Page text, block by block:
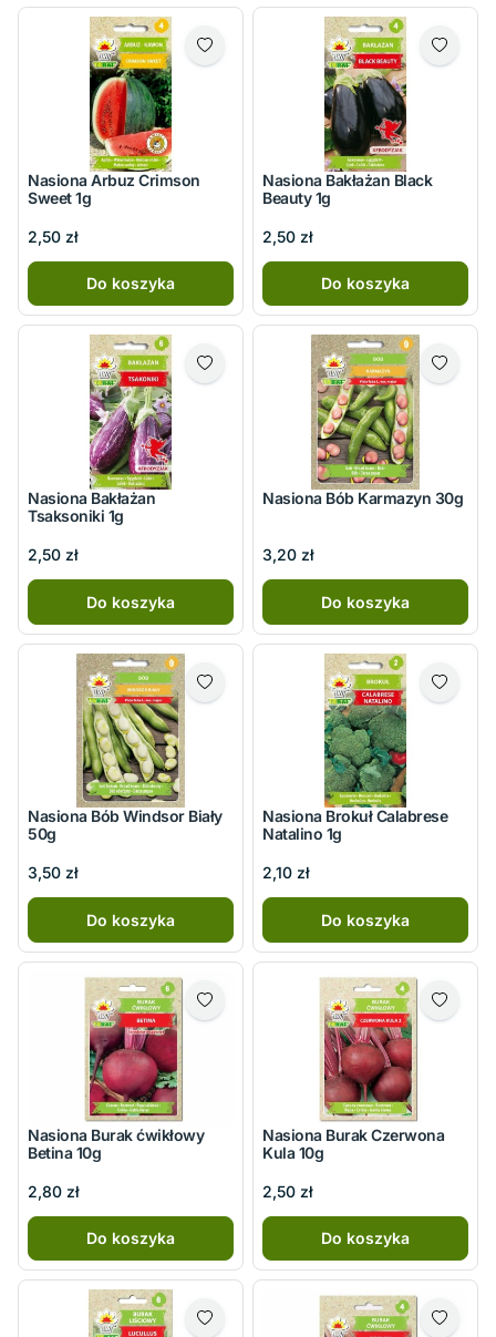
Nasiona Arbuz Crimson
Sweet 1g
2,50 zł
Do koszyka
Nasiona Bakłażan Black
Beauty 1g
2,50 zł
Do koszyka
Nasiona Bakłażan
Tsaksoniki 1g
2,50 zł
Do koszyka
Nasiona Bób Karmazyn 30g
3,20 zł
Do koszyka
Nasiona Bób Windsor Biały
50g
3,50 zł
Do koszyka
Nasiona Brokuł Calabrese
Natalino 1g
2,10 zł
Do koszyka
Nasiona Burak ćwikłowy
Betina 10g
2,80 zł
Do koszyka
Nasiona Burak Czerwona
Kula 10g
2,50 zł
Do koszyka